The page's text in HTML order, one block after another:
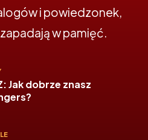
i powiedzonek,
w pamięć.
Jak dobrze znasz